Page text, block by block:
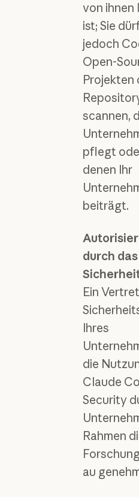
von ihnen
ist; Sie
jedoch
Open-
Projekten
scannen,
pflegt
denen Ihr
beiträgt.
durch das
Ein
Ihres
die
Claude
Security
Rahmen
au